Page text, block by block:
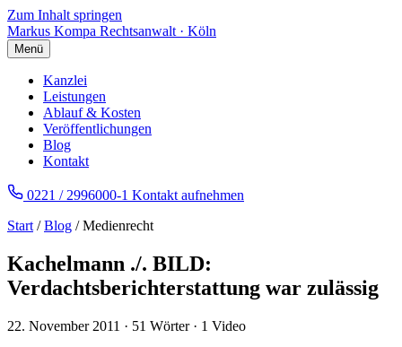
Zum Inhalt springen
Markus Kompa Rechtsanwalt · Köln
Menü
Kanzlei
Leistungen
Ablauf & Kosten
Veröffentlichungen
Blog
Kontakt
0221 / 2996000-1 Kontakt aufnehmen
Start /Blog / Medienrecht
Kachelmann ./. BILD:
Verdachtsberichterstattung war zulässig
22. November 2011 · 51 Wörter · 1 Video